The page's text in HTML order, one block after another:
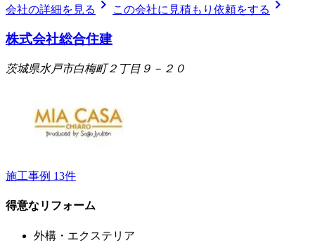
会社の詳細を見る chevron_right この会社に見積もり依頼をする chevron_right
株式会社総合住建
茨城県水戸市白梅町２丁目９－２０
施工事例 13件
得意なリフォーム
外構・エクステリア